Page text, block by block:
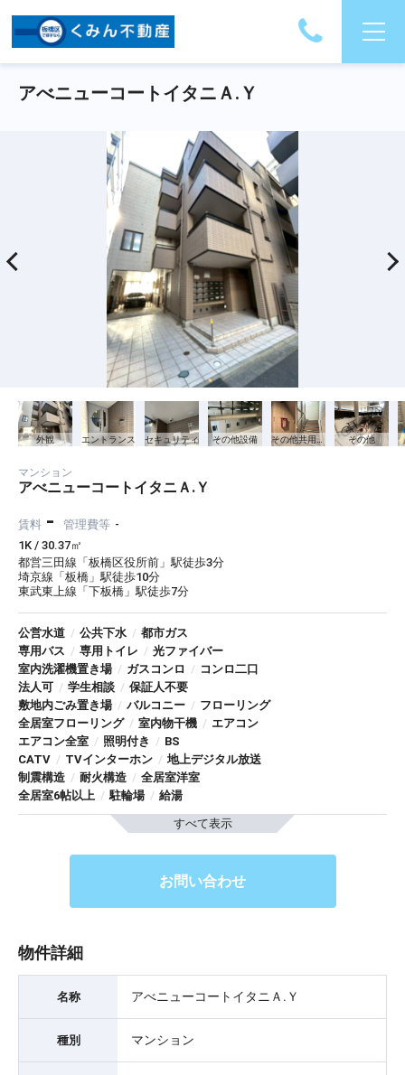
アべニューコートイタニＡ.Ｙ
外観 エントランス セキュリティ その他設備 その他共用部分 その他
マンション
アべニューコートイタニＡ.Ｙ
賃料 - 管理費等 -
1K / 30.37㎡
都営三田線「板橋区役所前」駅徒歩3分
埼京線「板橋」駅徒歩10分
東武東上線「下板橋」駅徒歩7分
公営水道 / 公共下水 / 都市ガス
専用バス / 専用トイレ / 光ファイバー
室内洗濯機置き場 / ガスコンロ / コンロ二口
法人可 / 学生相談 / 保証人不要
敷地内ごみ置き場 / バルコニー / フローリング
全居室フローリング / 室内物干機 / エアコン
エアコン全室 / 照明付き / BS
CATV / TVインターホン / 地上デジタル放送
制震構造 / 耐火構造 / 全居室洋室
全居室6帖以上 / 駐輪場 / 給湯
すべて表示
お問い合わせ
物件詳細
名称 アべニューコートイタニＡ.Ｙ
種別 マンション